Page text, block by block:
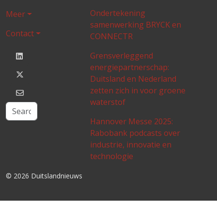
Meer
Contact
Ondertekening
samenwerking BRYCK en
CONNECTR
Grensverleggend
energiepartnerschap:
Duitsland en Nederland
zetten zich in voor groene
waterstof
Hannover Messe 2025:
Rabobank podcasts over
industrie, innovatie en
technologie
© 2026 Duitslandnieuws